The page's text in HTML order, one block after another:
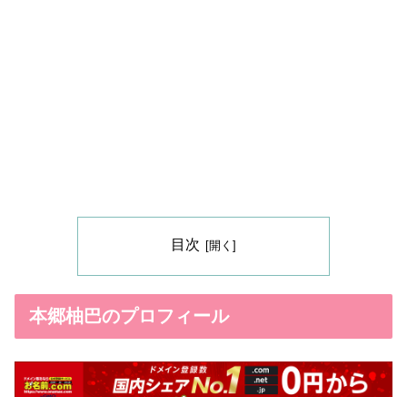
目次
本郷柚巴のプロフィール